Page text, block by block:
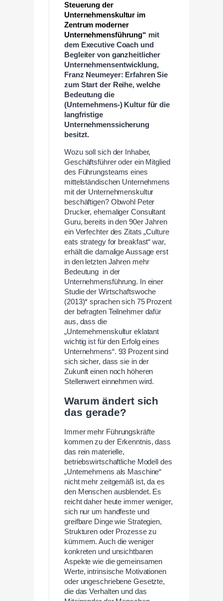
Steuerung der
Unternehmenskultur im
Zentrum moderner
Unternehmensführung“ mit
dem Executive Coach und
Begleiter von ganzheitlicher
Unternehmensentwicklung,
Franz Neumeyer: Erfahren Sie
zum Start der Reihe, welche
Bedeutung die
(Unternehmens-) Kultur für die
langfristige
Unternehmenssicherung
besitzt.
Wozu soll sich der Inhaber,
Geschäftsführer oder ein Mitglied
des Führungsteams eines
mittelständischen Unternehmens
mit der Unternehmenskultur
beschäftigen? Obwohl Peter
Drucker, ehemaliger Consultant
Guru, bereits in den 90er Jahren
ein Verfechter des Zitats „Culture
eats strategy for breakfast“ war,
erhält die damalige Aussage erst
in den letzten Jahren mehr
Bedeutung in der
Unternehmensführung. In einer
Studie der Wirtschaftswoche
(2013)* sprachen sich 75 Prozent
der befragten Teilnehmer dafür
aus, dass die
„Unternehmenskultur eklatant
wichtig ist für den Erfolg eines
Unternehmens“. 93 Prozent sind
sich sicher, dass sie in der
Zukunft einen noch höheren
Stellenwert einnehmen wird.
Warum ändert sich
das gerade?
Immer mehr Führungskräfte
kommen zu der Erkenntnis, dass
das rein materielle,
betriebswirtschaftliche Modell des
„Unternehmens als Maschine“
nicht mehr zeitgemäß ist, da es
den Menschen ausblendet. Es
reicht daher heute immer weniger,
sich nur um handfeste und
greifbare Dinge wie Strategien,
Strukturen oder Prozesse zu
kümmern. Auch die weniger
konkreten und unsichtbaren
Aspekte wie die gemeinsamen
Werte, intrinsische Motivationen
oder ungeschriebene Gesetzte,
die das Verhalten und das